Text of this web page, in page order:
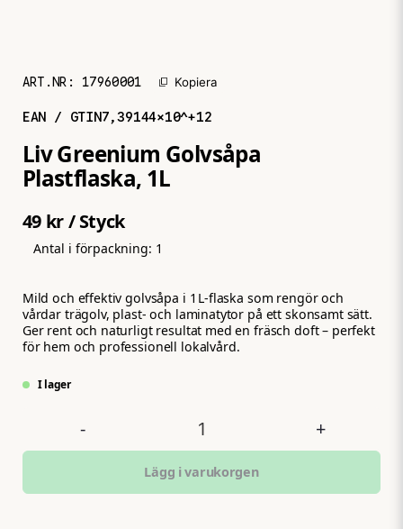
ART.NR: 17960001 Kopiera
EAN / GTIN7,39144×10^+12
Liv Greenium Golvsåpa
Plastflaska, 1L
49 kr/ Styck
Antal i förpackning: 1
Mild och effektiv golvsåpa i 1 L‑flaska som rengör och
vårdar trägolv, plast‑ och laminatytor på ett skonsamt sätt.
Ger rent och naturligt resultat med en fräsch doft – perfekt
för hem och professionell lokalvård.
I lager
- +
Lägg i varukorgen